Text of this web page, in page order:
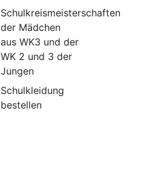
Schulkreismeisterschaften
der Mädchen
aus WK3 und der
WK 2 und 3 der
Jungen
Schulkleidung
bestellen